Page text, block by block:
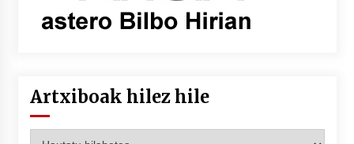
Artxiboak hilez hile